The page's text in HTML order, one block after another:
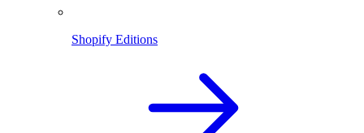
Shopify Editions